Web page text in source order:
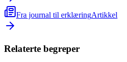
Fra journal til erklæringArtikkel
Relaterte begreper